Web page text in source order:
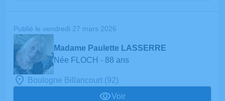
Publié le vendredi 27 mars 2026
Madame Paulette LASSERRE
Née FLOCH - 88 ans
Boulogne Billancourt (92)
Voir